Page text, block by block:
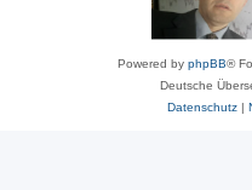
Powered by phpBB®
Deutsche
Datenschutz|